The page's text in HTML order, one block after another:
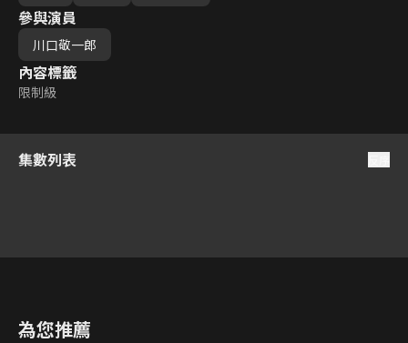
參與演員
川口敬一郎
內容標籤
限制級
集數列表
為您推薦